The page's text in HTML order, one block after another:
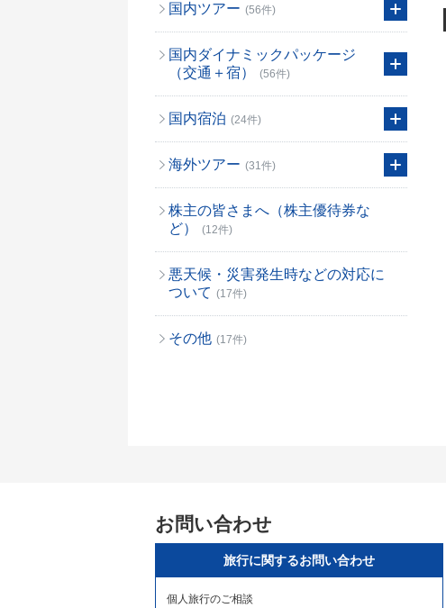
国内ツアー (56件)
国内ダイナミックパッケージ
（交通＋宿）
(56件)
国内宿泊 (24件)
海外ツアー (31件)
株主の皆さまへ（株主優待券な
ど）
(12件)
悪天候・災害発生時などの対応に
ついて (17件)
その他 (17件)
お問い合わせ
旅行に関するお問い合わせ
個人旅行のご相談